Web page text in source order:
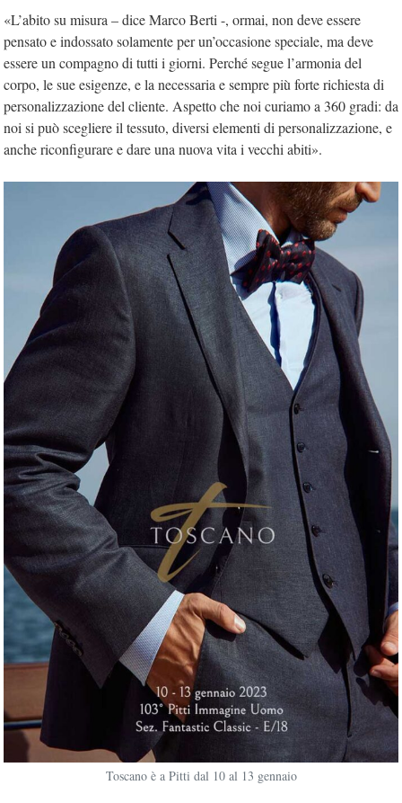
«L’abito su misura – dice Marco Berti -, ormai, non deve essere
pensato e indossato solamente per un’occasione speciale, ma deve
essere un compagno di tutti i giorni. Perché segue l’armonia del
corpo, le sue esigenze, e la necessaria e sempre più forte richiesta di
personalizzazione del cliente. Aspetto che noi curiamo a 360 gradi: da
noi si può scegliere il tessuto, diversi elementi di personalizzazione, e
anche riconfigurare e dare una nuova vita i vecchi abiti».
Toscano è a Pitti dal 10 al 13 gennaio